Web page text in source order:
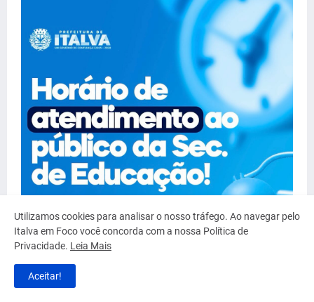
Utilizamos cookies para analisar o nosso tráfego. Ao navegar pelo
Italva em Foco você concorda com a nossa Política de
Privacidade. Leia Mais
Aceitar!